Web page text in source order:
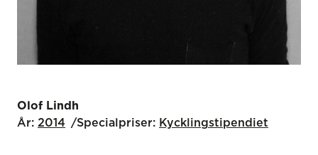
Olof Lindh
År: 2014 Specialpriser: Kyckling­stipendiet